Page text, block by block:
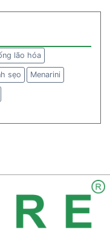
lão hóa
sẹo Menarini